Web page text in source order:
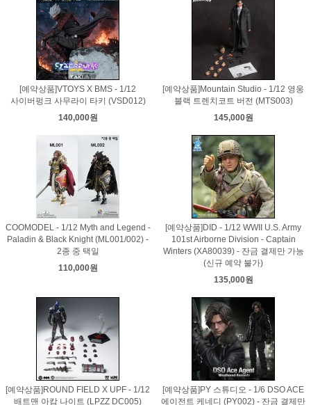
[예약상품]VTOYS X BMS - 1/12
사이버펑크 사무라이 타키 (VSD012)
140,000원
[예약상품]Mountain Studio - 1/12 영웅
블랙 트렌치코트 버전 (MTS003)
145,000원
COOMODEL - 1/12 Myth and Legend -
Paladin & Black Knight (ML001/002) -
2종 중 택일
110,000원
[예약상품]DID - 1/12 WWII U.S. Army
101st Airborne Division - Captain
Winters (XA80039) - 잔금 결제만 가능
(신규 예약 불가)
135,000원
[예약상품]ROUND FIELD X UPF - 1/12
배트맨 아캄 나이트 (LPZZ DC005)
[예약상품]PY 스튜디오 - 1/6 DSO ACE
에이전트 케네디 (PY002) - 잔금 결제만